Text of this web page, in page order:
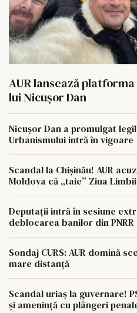
AUR lansează
lui Nicușor Dan
Nicușor Dan a promulgat
Urbanismului intră în vigoare
Scandal la Chișinău! AUR
Moldova că „taie” Ziua
Deputații intră în sesiune
deblocarea banilor din PNRR
Sondaj CURS: AUR domină
mare distanță
Scandal uriaș la guvernare!
și amenință cu plângeri